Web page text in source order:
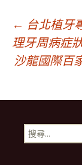
文
章
導
航
← 台北植牙
理牙周病症
沙龍國際百
搜
尋